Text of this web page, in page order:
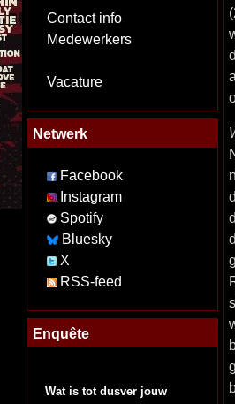
Contact info
Medewerkers
Vacature
Netwerk
Facebook
Instagram
Spotify
Bluesky
X
RSS-feed
Enquête
Wat is tot dusver jouw